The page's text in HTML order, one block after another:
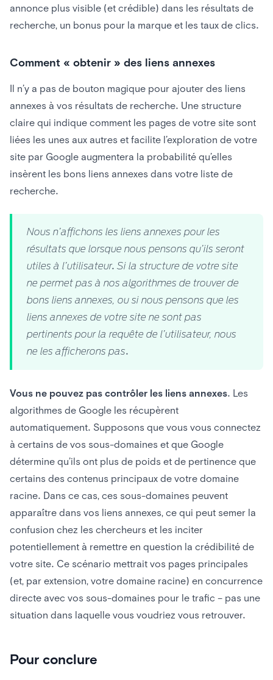
annonce plus visible (et crédible) dans les résultats de
recherche, un bonus pour la marque et les taux de clics.
Comment « obtenir » des liens annexes
Il n’y a pas de bouton magique pour ajouter des liens
annexes à vos résultats de recherche. Une structure
claire qui indique comment les pages de votre site sont
liées les unes aux autres et facilite l’exploration de votre
site par Google augmentera la probabilité qu’elles
insèrent les bons liens annexes dans votre liste de
recherche.
Nous n’affichons les liens annexes pour les
résultats que lorsque nous pensons qu’ils seront
utiles à l’utilisateur. Si la structure de votre site
ne permet pas à nos algorithmes de trouver de
bons liens annexes, ou si nous pensons que les
liens annexes de votre site ne sont pas
pertinents pour la requête de l’utilisateur, nous
ne les afficherons pas.
Vous ne pouvez pas contrôler les liens annexes. Les
algorithmes de Google les récupèrent
automatiquement. Supposons que vous vous connectez
à certains de vos sous-domaines et que Google
détermine qu’ils ont plus de poids et de pertinence que
certains des contenus principaux de votre domaine
racine. Dans ce cas, ces sous-domaines peuvent
apparaître dans vos liens annexes, ce qui peut semer la
confusion chez les chercheurs et les inciter
potentiellement à remettre en question la crédibilité de
votre site. Ce scénario mettrait vos pages principales
(et, par extension, votre domaine racine) en concurrence
directe avec vos sous-domaines pour le trafic – pas une
situation dans laquelle vous voudriez vous retrouver.
Pour conclure